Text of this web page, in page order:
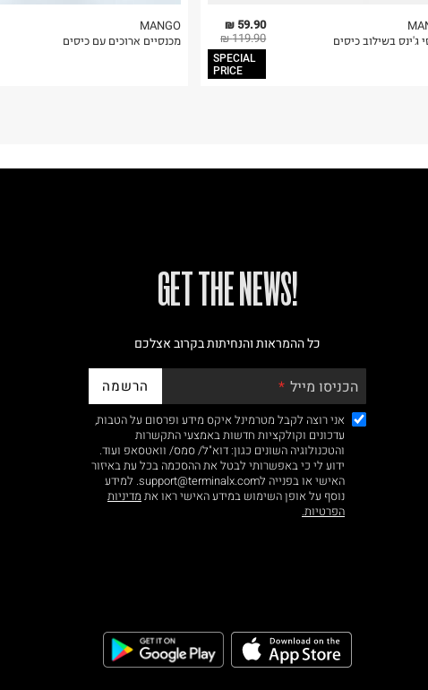
MANGO
מכנסיים ארוכים עם כיסים
59.90 ₪
119.90 ₪
SPECIAL
PRICE
ג'ינס בשילוב כיסים
!GET THE NEWS
כל ההמראות והנחיתות בקרוב אצלכם
הכניסו מייל הרשמה
אני רוצה לקבל מטרמינל איקס מידע ופרסום על הטבות,
עדכונים וקולקציות חדשות באמצעי התקשרות
והטכנולוגיה השונים כגון: דוא"ל/ סמס/ וואטסאפ ועוד.
ידוע לי כי באפשרותי לבטל את ההסכמה בכל עת באיזור
האישי או בפנייה לsupport@terminalx.com. למידע
נוסף על אופן השימוש במידע האישי ראו את מדיניות
הפרטיות.